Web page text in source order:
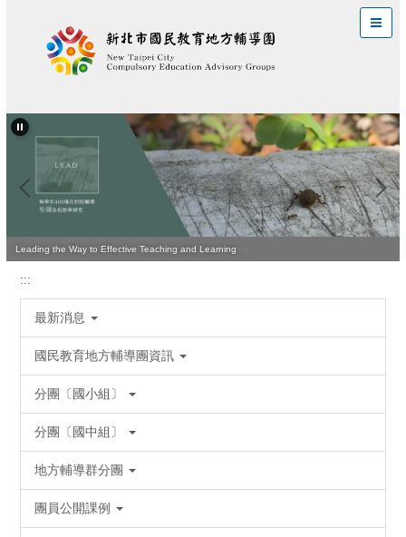
區
Quality Teaching Is Vital for Improving Student Learning
Leading the Way to Effective Teaching and Learning
:::
最新消息
國民教育地方輔導團資訊
分團〔國小組〕
分團〔國中組〕
地方輔導群分團
團員公開課例